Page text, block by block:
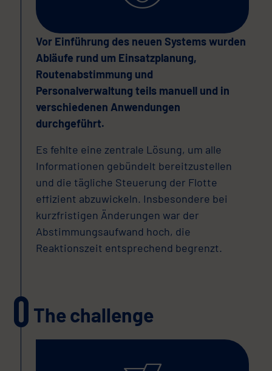
Vor Einführung des neuen Systems wurden
Abläufe rund um Einsatzplanung,
Routenabstimmung und
Personalverwaltung teils manuell und in
verschiedenen Anwendungen
durchgeführt.
Es fehlte eine zentrale Lösung, um alle
Informationen gebündelt bereitzustellen
und die tägliche Steuerung der Flotte
effizient abzuwickeln. Insbesondere bei
kurzfristigen Änderungen war der
Abstimmungsaufwand hoch, die
Reaktionszeit entsprechend begrenzt.
The challenge